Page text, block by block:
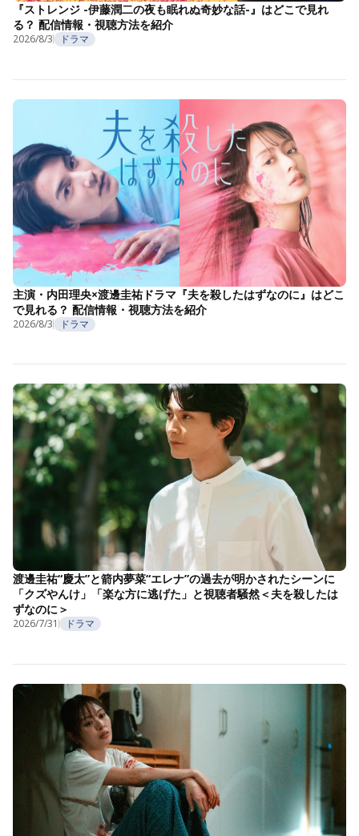
『ストレンジ -伊藤潤二の夜も眠れぬ奇妙な話-』はどこで見れ
る？ 配信情報・視聴方法を紹介
2026/8/3 ドラマ
主演・内田理央×渡邊圭祐ドラマ『夫を殺したはずなのに』はどこ
で見れる？ 配信情報・視聴方法を紹介
2026/8/3 ドラマ
渡邊圭祐“慶太”と箭内夢菜“エレナ”の過去が明かされたシーンに
「クズやんけ」「楽な方に逃げた」と視聴者騒然＜夫を殺したは
ずなのに＞
2026/7/31 ドラマ